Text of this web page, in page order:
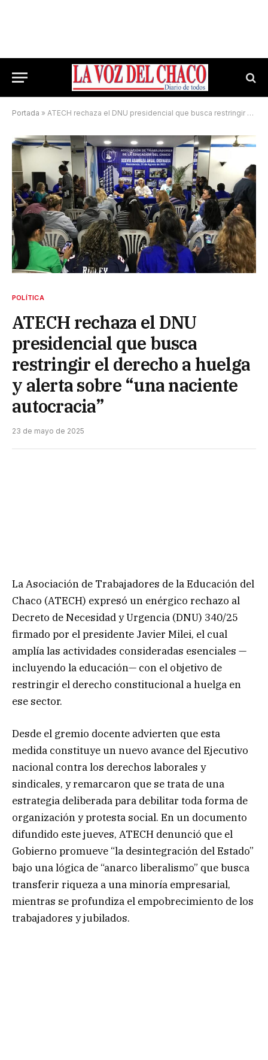
Portada » ATECH rechaza el DNU presidencial que busca restringir el derecho a huelga y alerta sobre “una naciente autocracia”
POLÍTICA
ATECH rechaza el DNU
presidencial que busca
restringir el derecho a huelga
y alerta sobre “una naciente
autocracia”
23 de mayo de 2025
La Asociación de Trabajadores de la Educación del
Chaco (ATECH) expresó un enérgico rechazo al
Decreto de Necesidad y Urgencia (DNU) 340/25
firmado por el presidente Javier Milei, el cual
amplía las actividades consideradas esenciales —
incluyendo la educación— con el objetivo de
restringir el derecho constitucional a huelga en
ese sector.
Desde el gremio docente advierten que esta
medida constituye un nuevo avance del Ejecutivo
nacional contra los derechos laborales y
sindicales, y remarcaron que se trata de una
estrategia deliberada para debilitar toda forma de
organización y protesta social. En un documento
difundido este jueves, ATECH denunció que el
Gobierno promueve “la desintegración del Estado”
bajo una lógica de “anarco liberalismo” que busca
transferir riqueza a una minoría empresarial,
mientras se profundiza el empobrecimiento de los
trabajadores y jubilados.